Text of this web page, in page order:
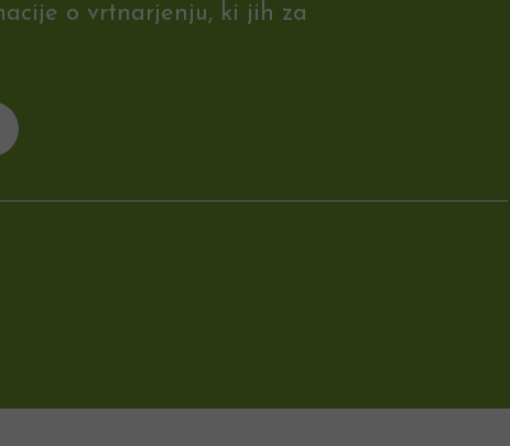
o vrtnarjenju, ki jih za